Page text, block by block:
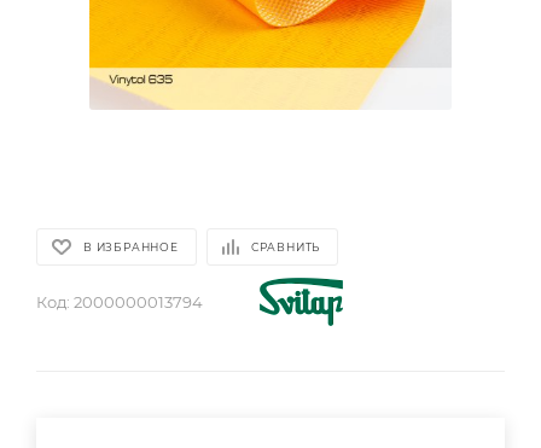
В ИЗБРАННОЕ СРАВНИТЬ
Код: 2000000013794